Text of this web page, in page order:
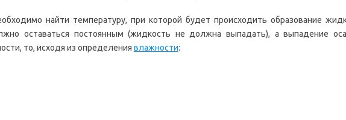
найти температуру, при которой будет происходить образование
оставаться постоянным (жидкость не должна выпадать), а выпадение
то, исходя из определения влажности: